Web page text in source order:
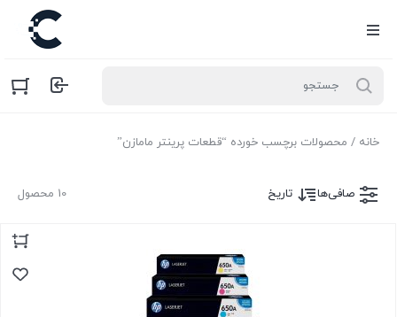
خانه / محصولات برچسب خورده “قطعات پرینتر مامازن”
10 محصول صافی‌ها تاریخ